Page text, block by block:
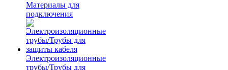
Материалы для
подключения
Электроизоляционные
трубы/Трубы для